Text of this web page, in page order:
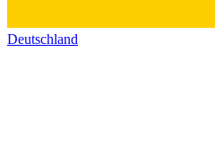
Deutschland